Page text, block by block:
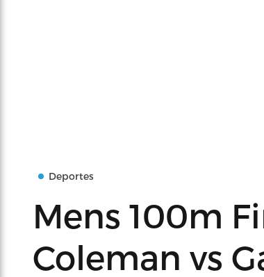
Deportes
Mens 100m
Coleman vs